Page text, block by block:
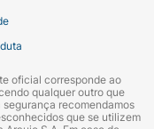
oficial corresponde ao
qualquer outro que
recomendamos
que se utilizem